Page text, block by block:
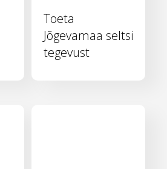
Toeta
Jõgevamaa seltsi
tegevust